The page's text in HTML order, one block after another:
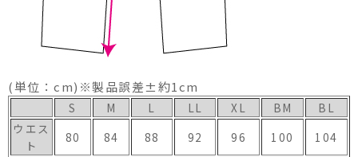
(単位：cm)※製品誤差±約1cm
S M L LL XL BM
BL
ウエス
ト
80 84 88 92 96 100 104